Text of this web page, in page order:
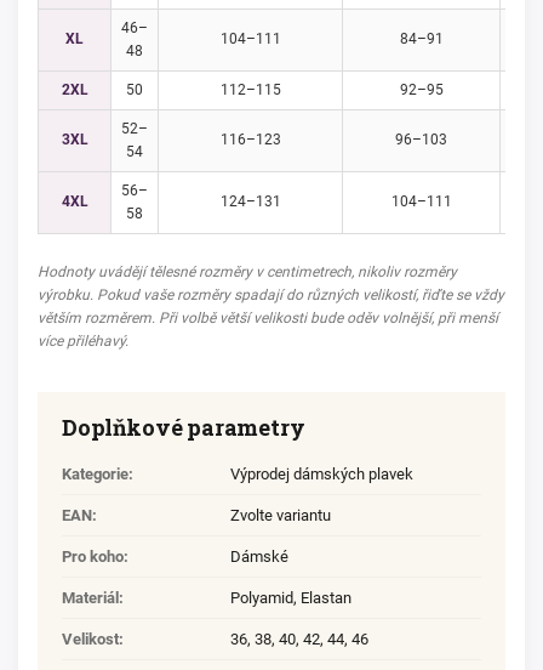
XL
46–
48
104–111 84–91
2XL 50 112–115 92–95
3XL
52–
54
116–123 96–103
4XL
56–
58
124–131 104–111
Hodnoty uvádějí tělesné rozměry v centimetrech, nikoliv rozměry
výrobku. Pokud vaše rozměry spadají do různých velikostí, řiďte se vždy
větším rozměrem. Při volbě větší velikosti bude oděv volnější, při menší
více přiléhavý.
Doplňkové parametry
Kategorie: Výprodej dámských plavek
EAN: Zvolte variantu
Pro koho: Dámské
Materiál : Polyamid, Elastan
Velikost: 36, 38, 40, 42, 44, 46